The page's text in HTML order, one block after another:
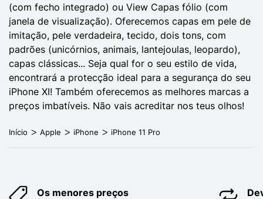
(com fecho integrado) ou View Capas fólio (com
janela de visualização). Oferecemos capas em pele de
imitação, pele verdadeira, tecido, dois tons, com
padrões (unicórnios, animais, lantejoulas, leopardo),
capas clássicas... Seja qual for o seu estilo de vida,
encontrará a protecção ideal para a segurança do seu
iPhone XI! Também oferecemos as melhores marcas a
preços imbatíveis. Não vais acreditar nos teus olhos!
Início Apple iPhone iPhone 11 Pro
Os menores preços